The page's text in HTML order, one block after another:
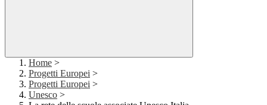
Home >
Progetti Europei >
Progetti Europei >
Unesco >